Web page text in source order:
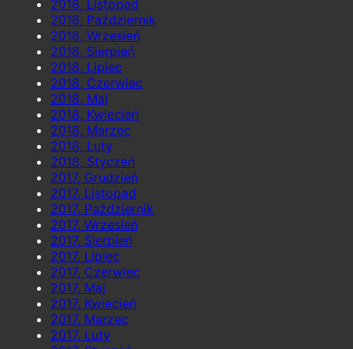
2018, Listopad
2018, Październik
2018, Wrzesień
2018, Sierpień
2018, Lipiec
2018, Czerwiec
2018, Maj
2018, Kwiecień
2018, Marzec
2018, Luty
2018, Styczeń
2017, Grudzień
2017, Listopad
2017, Październik
2017, Wrzesień
2017, Sierpień
2017, Lipiec
2017, Czerwiec
2017, Maj
2017, Kwiecień
2017, Marzec
2017, Luty